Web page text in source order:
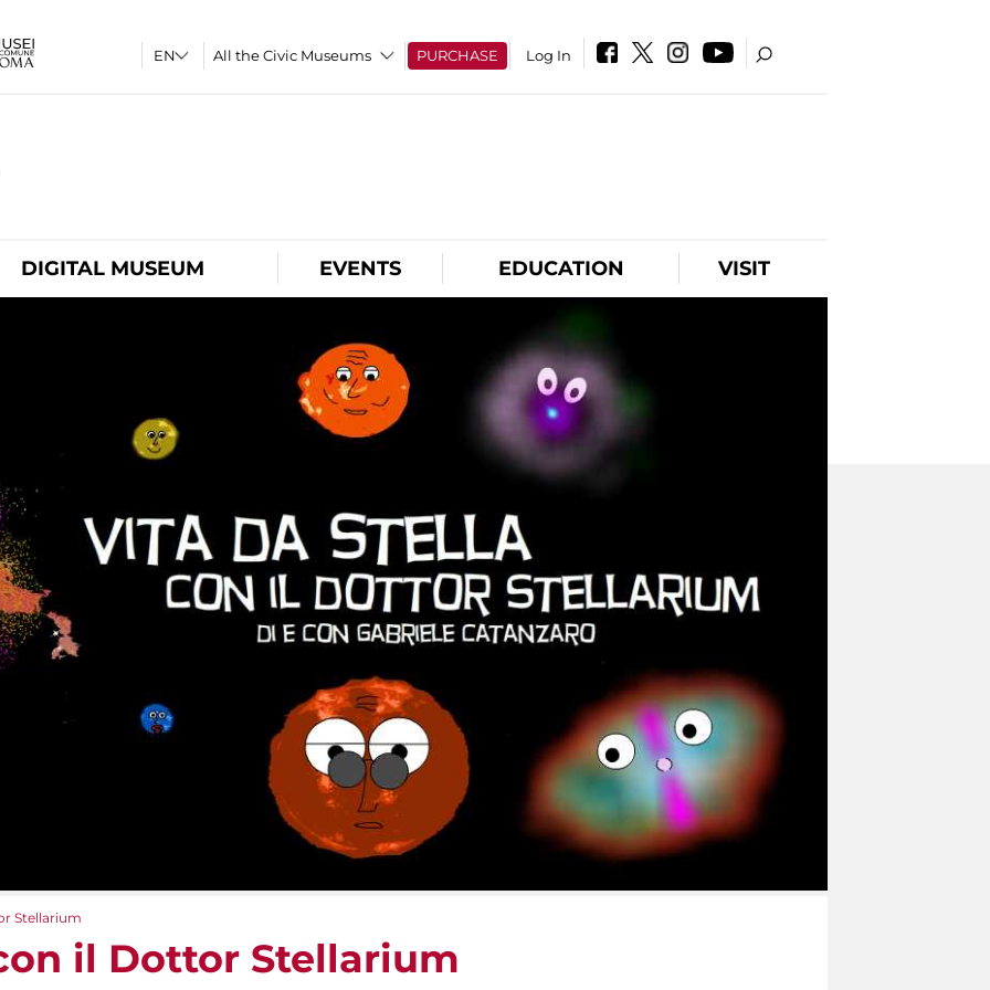
All the Civic Museums PURCHASE Log In
DIGITAL MUSEUM EVENTS EDUCATION VISIT
Stellarium
il Dottor Stellarium